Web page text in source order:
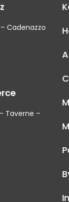
Cadenazzo
Taverne –